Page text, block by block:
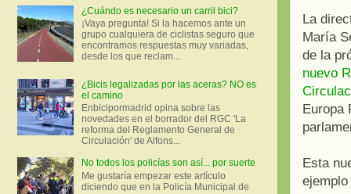
La
María
de la
nuevo
Europa
Esta
¿Cuándo es necesario un carril bici?
¡Vaya pregunta! Si la hacemos ante un
grupo cualquiera de ciclistas seguro que
encontramos respuestas muy variadas,
desde los que reclam...
¿Bicis legalizadas por las aceras? NO es
el camino
Enbicipormadrid opina sobre las
novedades en el borrador del RGC 'La
reforma del Reglamento General de
Circulación' de Alfons...
No todos los policías son así... por suerte
Me gustaría empezar este artículo
diciendo que en la Policía Municipal de